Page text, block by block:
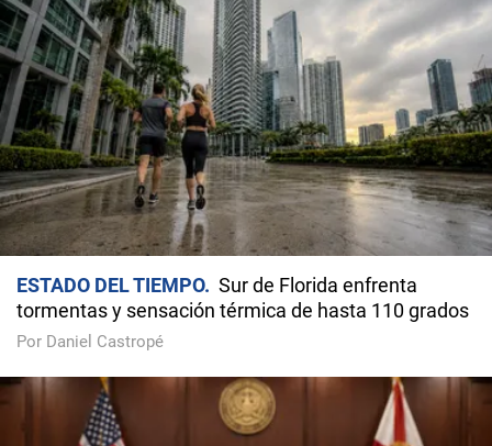
ESTADO DEL TIEMPO
Sur de Florida enfrenta
tormentas y sensación térmica de hasta 110 grados
Por Daniel Castropé